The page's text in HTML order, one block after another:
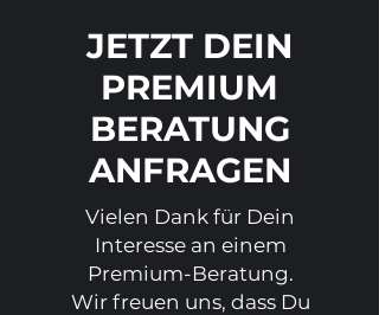
JETZT DEIN
PREMIUM
BERATUNG
ANFRAGEN
Vielen Dank für Dein
Interesse an einem
Premium-Beratung.
Wir freuen uns, dass Du